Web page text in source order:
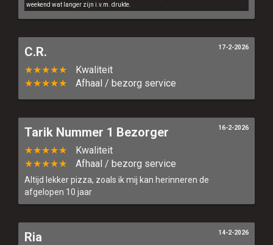
weekend wat langer zijn i.v.m. drukte.
C.R.
★★★★★
Kwaliteit
★★★★★
Afhaal / bezorg service
17-2-2026
Tarik Nummer 1 Bezorger
★★★★★
Kwaliteit
★★★★★
Afhaal / bezorg service
Altijd lekker pizza, zoals ik mij kan herinneren de
afgelopen 10 jaar
16-2-2026
Ria 14-2-2026